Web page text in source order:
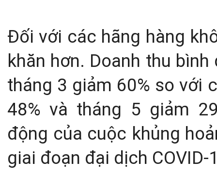
Đối với các hãng hàng
khăn hơn. Doanh thu
tháng 3 giảm 60% so với
48% và tháng 5 giảm
động của cuộc khủng
giai đoạn đại dịch COVID-